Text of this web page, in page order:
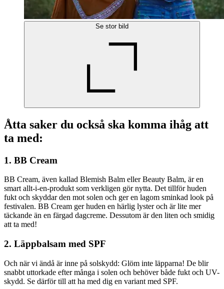
Se stor bild
Åtta saker du också ska komma ihåg att
ta med:
1. BB Cream
BB Cream, även kallad Blemish Balm eller Beauty Balm, är en
smart allt-i-en-produkt som verkligen gör nytta. Det tillför huden
fukt och skyddar den mot solen och ger en lagom sminkad look på
festivalen. BB Cream ger huden en härlig lyster och är lite mer
täckande än en färgad dagcreme. Dessutom är den liten och smidig
att ta med!
2. Läppbalsam med SPF
Och när vi ändå är inne på solskydd: Glöm inte läpparna! De blir
snabbt uttorkade efter många i solen och behöver både fukt och UV-
skydd. Se därför till att ha med dig en variant med SPF.